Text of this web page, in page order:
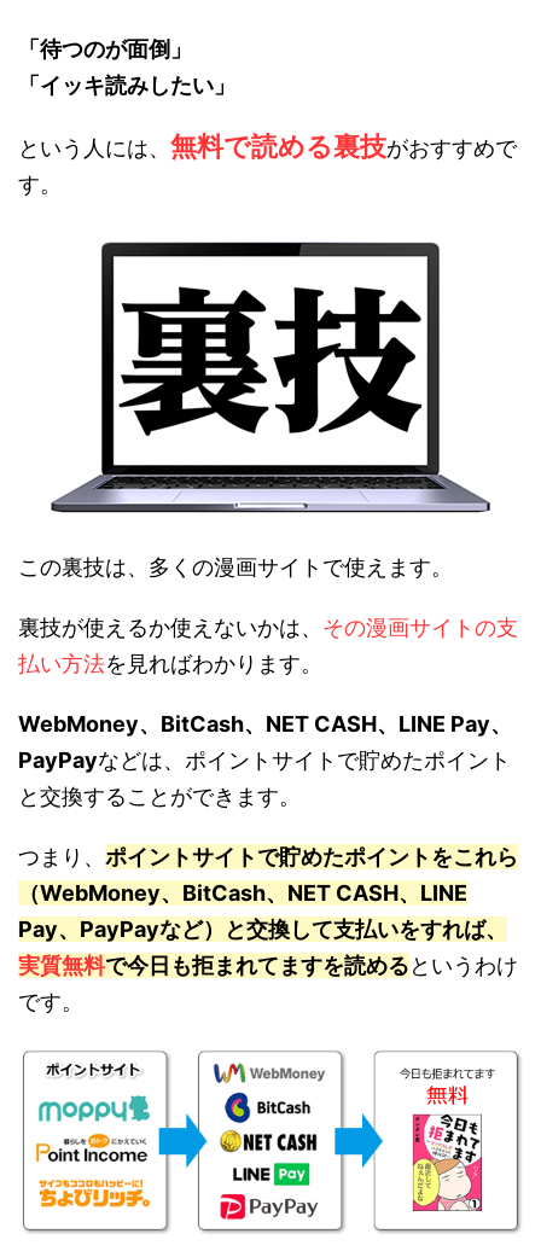
「待つのが面倒」
「イッキ読みしたい」
という人には、 無料で読める裏技がおすすめで
す。
この裏技は、多くの漫画サイトで使えます。
裏技が使えるか使えないかは、 その漫画サイトの支
払い方法を見ればわかります。
WebMoney、BitCash、NET CASH、LINE Pay、
PayPayなどは、ポイントサイトで貯めたポイント
と交換することができます。
つまり、 ポイントサイトで貯めたポイントをこれら
（WebMoney、BitCash、NET CASH、LINE
Pay、PayPayなど）と交換して支払いをすれば、
実質無料で今日も拒まれてますを読めるというわけ
です。